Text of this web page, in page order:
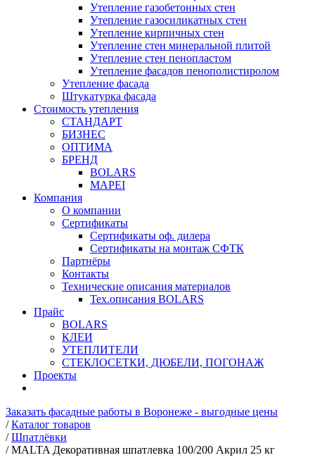
Утепление газобетонных стен
Утепление газосиликатных стен
Утепление кирпичных стен
Утепление стен минеральной плитой
Утепление стен пенопластом
Утепление фасадов пенополистиролом
Утепление фасада
Штукатурка фасада
Стоимость утепления
СТАНДАРТ
БИЗНЕС
ОПТИМА
БРЕНД
BOLARS
MAPEI
Компания
О компании
Сертификаты
Сертификаты оф. дилера
Сертификаты на монтаж СФТК
Партнёры
Контакты
Технические описания материалов
Тех.описания BOLARS
Прайс
BOLARS
КЛЕИ
УТЕПЛИТЕЛИ
СТЕКЛОСЕТКИ, ДЮБЕЛИ, ПОГОНАЖ
Проекты
Заказать фасадные работы в Воронеже - выгодные цены
/ Каталог товаров
/ Шпатлёвки
/ MALTA Декоративная шпатлевка 100/200 Акрил 25 кг